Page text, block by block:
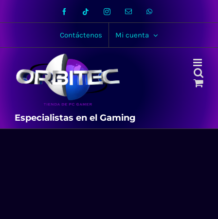
Facebook Tiktok InstagramEmail WhatsApp
Contáctenos Mi cuenta
Especialistas en el Gaming